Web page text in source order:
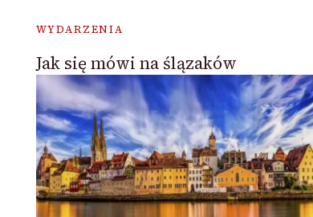
WYDARZENIA
Jak się mówi na ślązaków